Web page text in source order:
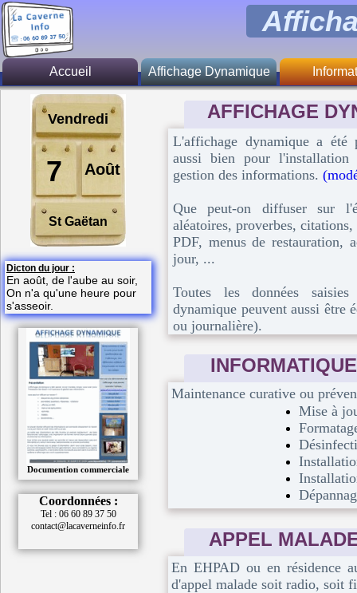
Accueil Affichage Dynamique
Fonction principale
Activité
A savoir
Tarif
Vendredi
7 Août
St Gaëtan
Dicton du jour :
En août, de l'aube au soir,
On n'a qu'une heure pour
s'asseoir.
Documention commerciale
Coordonnées :
Tel : 06 60 89 37 50
contact@lacaverneinfo.fr
AFFICHAGE
L'affichage dynamique a
aussi bien pour
gestion des informations.
Que peut-on diffuser sur
aléatoires, proverbes,
PDF, menus de restauration,
jour, ...
Toutes les données
dynamique peuvent aussi être
ou journalière).
INFORMATIQUE
Maintenance curative ou
Mise à
APPEL
En EHPAD ou en résidence
d'appel malade soit radio, soit